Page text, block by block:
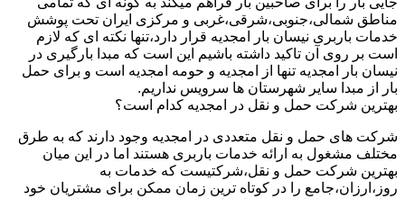
مناطق شمالی،جنوبی،شرقی،غربی و مرکزی ایران تحت پوشش
خدمات باربری نیسان بار امجدیه قرار دارد،تنها نکته ای که لازم
است بر روی آن تاکید داشته باشیم این است که مبدا بارگیری در
نیسان بار امجدیه تنها از امجدیه و حومه امجدیه است و برای حمل
بار از مبدا سایر شهرستان ها سرویس نداریم.
بهترین شرکت حمل و نقل در امجدیه کدام است؟
شرکت های حمل و نقل متعددی در امجدیه وجود دارند که به طرق
مختلف مشغول به ارائه خدمات باربری هستند اما در این میان
بهترین شرکت حمل و نقل،شرکتیست که خدمات به
روز،ارزان،جامع را در کوتاه ترین زمان ممکن برای مشتریان خود